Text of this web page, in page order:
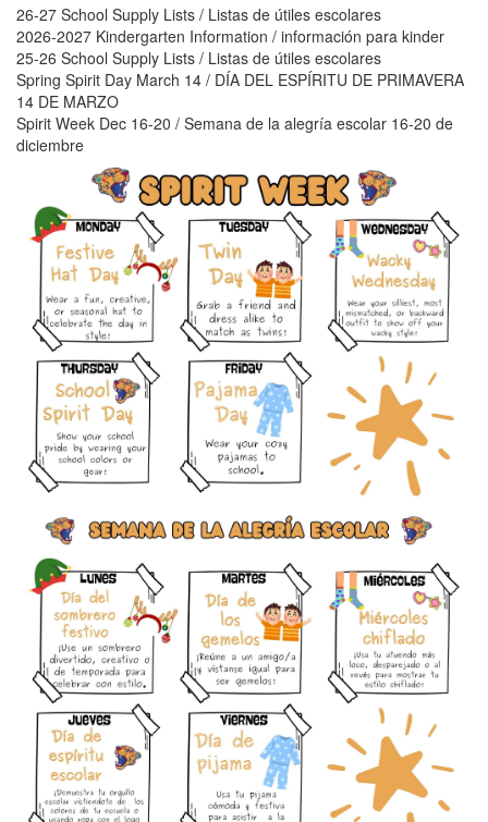
26-27 School Supply Lists / Listas de útiles escolares
2026-2027 Kindergarten Information / información para kinder
25-26 School Supply Lists / Listas de útiles escolares
Spring Spirit Day March 14 / DÍA DEL ESPÍRITU DE PRIMAVERA
14 DE MARZO
Spirit Week Dec 16-20 / Semana de la alegría escolar 16-20 de
diciembre